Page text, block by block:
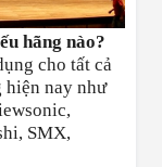
hãng nào?
cho tất cả
hiện nay như
SMX,